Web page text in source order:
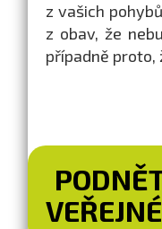
z vašich
z obav, že
případně